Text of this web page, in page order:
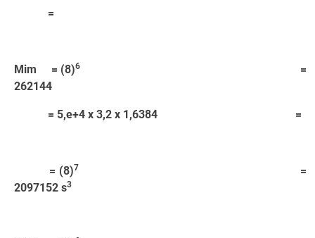
=
Mim = (8)6
=
262144
= 5,e+4 x 3,2 x 1,6384 =
= (8)7
=
2097152 s3